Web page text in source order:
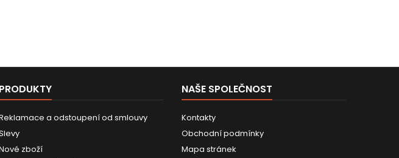
PRODUKTY
a odstoupení od smlouvy
zboží
NAŠE SPOLEČNOST
Kontakty
Obchodní podmínky
Mapa stránek